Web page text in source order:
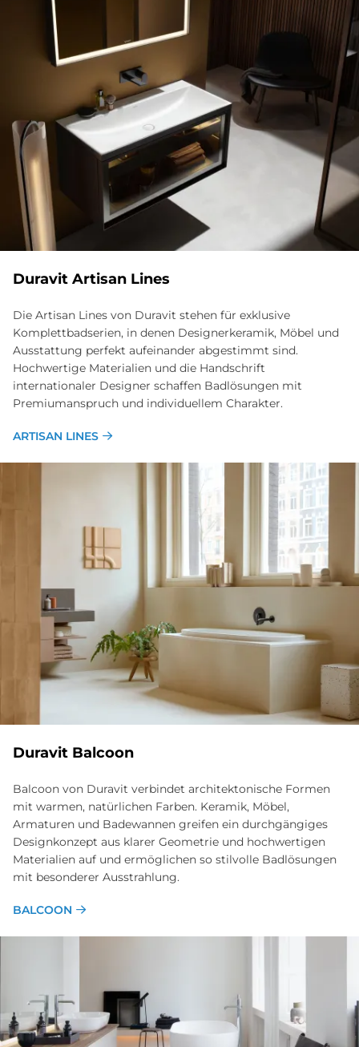
Du­ra­vit Ar­ti­san Li­nes
Die Artisan Lines von Duravit stehen für exklusive
Komplettbadserien, in denen Designerkeramik, Möbel und
Ausstattung perfekt aufeinander abgestimmt sind.
Hochwertige Materialien und die Handschrift
internationaler Designer schaffen Badlösungen mit
Premiumanspruch und individuellem Charakter.
ARTISAN LINES
Du­ra­vit Bal­coon
Balcoon von Duravit verbindet architektonische Formen
mit warmen, natürlichen Farben. Keramik, Möbel,
Armaturen und Badewannen greifen ein durchgängiges
Designkonzept aus klarer Geometrie und hochwertigen
Materialien auf und ermöglichen so stilvolle Badlösungen
mit besonderer Ausstrahlung.
BALCOON